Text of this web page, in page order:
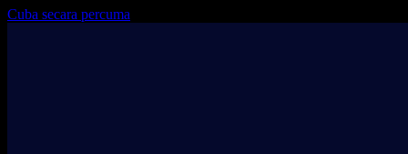
Cuba secara percuma